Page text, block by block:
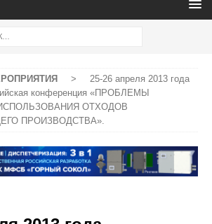
>
25-26 апреля 2013 года
конференция «ПРОБЛЕМЫ
ОТХОДОВ
ПРОИЗВОДСТВА».